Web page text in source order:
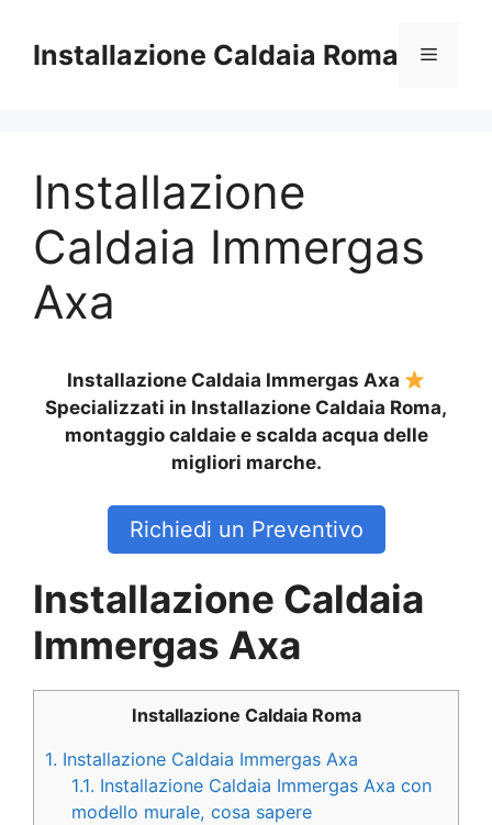
contenuto
Installazione Caldaia Roma Menu
Installazione
Caldaia Immergas
Axa
Installazione Caldaia Immergas Axa
Specializzati in Installazione Caldaia Roma,
montaggio caldaie e scalda acqua delle
migliori marche.
Richiedi un Preventivo
Installazione Caldaia
Immergas Axa
Installazione Caldaia Roma
1. Installazione Caldaia Immergas Axa
1.1. Installazione Caldaia Immergas Axa con
modello murale, cosa sapere